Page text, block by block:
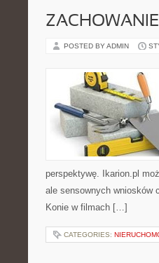
POSTED BY ADMIN
perspektywę. Ikarion.pl
ale sensownych wniosków
Konie w filmach […]
CATEGORIES: